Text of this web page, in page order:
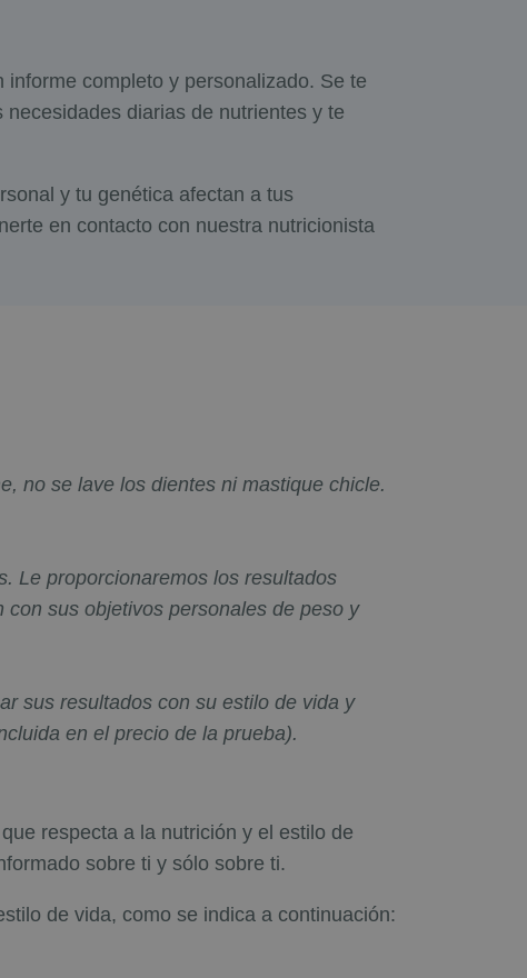
completo y personalizado. Se te
diarias de nutrientes y te
y tu genética afectan a tus
en contacto con nuestra nutricionista
no se lave los dientes ni mastique chicle.
Le proporcionaremos los resultados
sus objetivos personales de peso y
sus resultados con su estilo de vida y
en el precio de la prueba).
respecta a la nutrición y el estilo de
sobre ti y sólo sobre ti.
de vida, como se indica a continuación: